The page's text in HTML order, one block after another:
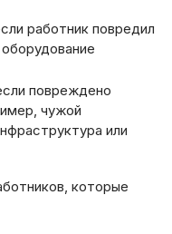
работник повредил
повреждено
чужой
или
которые